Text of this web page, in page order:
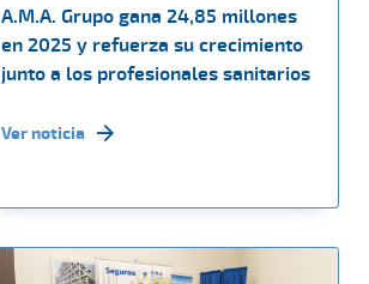
A.M.A. Grupo gana 24,85 millones
en 2025 y refuerza su crecimiento
junto a los profesionales sanitarios
Ver noticia